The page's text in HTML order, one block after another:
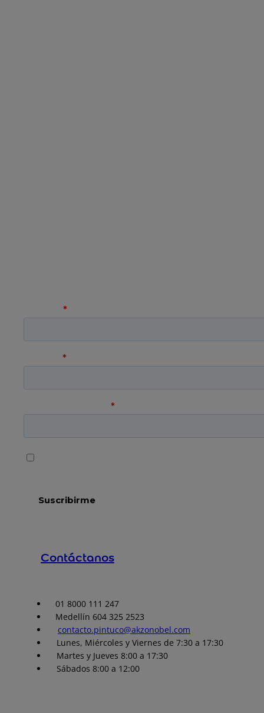
Contáctanos
01 8000 111 247
Medellín 604 325 2523
contacto.pintuco@akzonobel.com
Lunes, Miércoles y Viernes de 7:30 a 17:30
Martes y Jueves 8:00 a 17:30
Sábados 8:00 a 12:00